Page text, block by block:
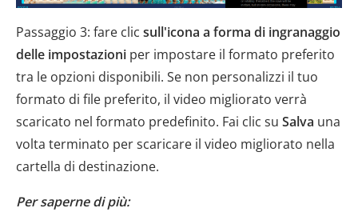
Passaggio 3: fare clic sull'icona a forma di ingranaggio
delle impostazioni per impostare il formato preferito
tra le opzioni disponibili. Se non personalizzi il tuo
formato di file preferito, il video migliorato verrà
scaricato nel formato predefinito. Fai clic su Salva una
volta terminato per scaricare il video migliorato nella
cartella di destinazione.
Per saperne di più: